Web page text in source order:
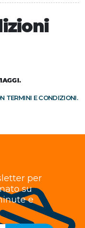
TERMINI E CONDIZIONI.
per
su
e